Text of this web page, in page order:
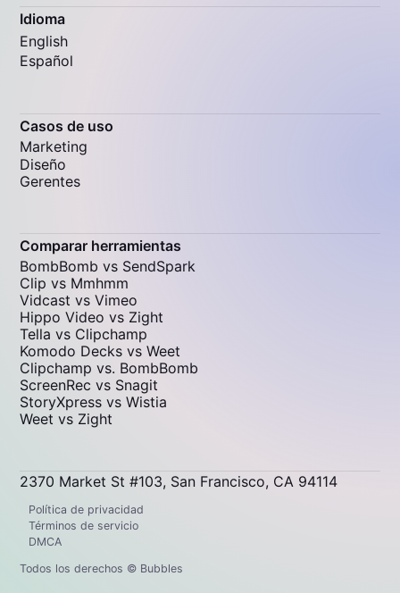
Idioma
English
Español
Casos de uso
Marketing
Diseño
Gerentes
Comparar herramientas
BombBomb vs SendSpark
Clip vs Mmhmm
Vidcast vs Vimeo
Hippo Video vs Zight
Tella vs Clipchamp
Komodo Decks vs Weet
Clipchamp vs. BombBomb
ScreenRec vs Snagit
StoryXpress vs Wistia
Weet vs Zight
2370 Market St #103, San Francisco, CA 94114
Política de privacidad
Términos de servicio
DMCA
Todos los derechos © Bubbles